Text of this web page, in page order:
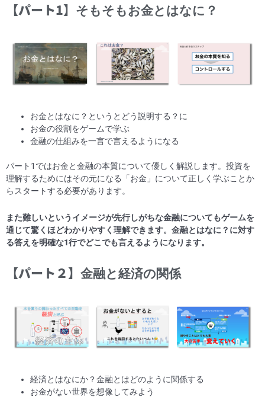
【パート1】 そもそもお金とはなに？
お金とはなに？というとどう説明する？に
お金の役割をゲームで学ぶ
金融の仕組みを一言で言えるようになる
パート1ではお金と金融の本質について優しく解説します。投資を
理解するためにはその元になる「お金」について正しく学ぶことか
らスタートする必要があります。
また難しいというイメージが先行しがちな金融についてもゲームを
通じて驚くほどわかりやすく理解できます。金融とはなに？に対す
る答えを明確な1行でどこでも言えるようになります。
【パート２】金融と経済の関係
経済とはなにか？金融とはどのように関係する
お金がない世界を想像してみよう